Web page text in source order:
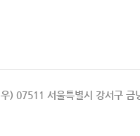
우) 07511 서울특별시 강서구